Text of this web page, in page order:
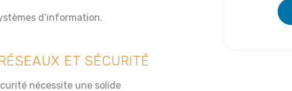
d’information.
ET SÉCURITÉ
nécessite une solide